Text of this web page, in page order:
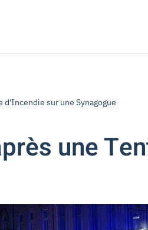
d'Incendie sur une Synagogue
une